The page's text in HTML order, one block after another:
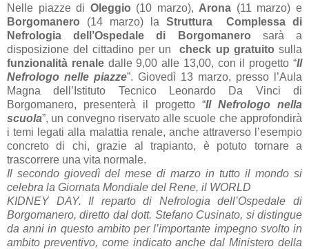
Nelle piazze di Oleggio (10 marzo), Arona (11 marzo) e
Borgomanero (14 marzo) la Struttura Complessa di
Nefrologia dell’Ospedale di Borgomanero sarà a
disposizione del cittadino per uncheck up gratuitosulla
funzionalità renale dalle 9,00 alle 13,00, con il progetto “Il
Nefrologo nelle piazze”. Giovedì 13 marzo, presso l’Aula
Magna dell’Istituto Tecnico Leonardo Da Vinci di
Borgomanero, presenterà il progetto “Il Nefrologo nella
scuola”, un convegno riservato alle scuole che approfondirà
i temi legati alla malattia renale, anche attraverso l’esempio
concreto di chi, grazie al trapianto, è potuto tornare a
trascorrere una vita normale.
Il secondo giovedì del mese di marzo in tutto il mondo si
celebra la Giornata Mondiale del Rene, il WORLD
KIDNEY DAY. Il reparto di Nefrologia dell’Ospedale di
Borgomanero, diretto dal dott. Stefano Cusinato, si distingue
da anni in questo ambito per l’importante impegno svolto in
ambito preventivo, come indicato anche dal Ministero della